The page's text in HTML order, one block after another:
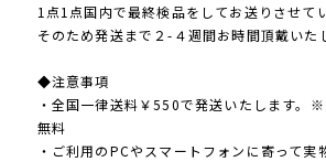
1点1点国内で最終検品をしてお送りさせて
そのため発送まで２-４週間お時間頂戴いた
◆注意事項
・全国一律送料￥550で発送いたします。
無料
・ご利用のPCやスマートフォンに寄って実